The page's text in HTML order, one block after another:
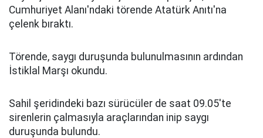
Cumhuriyet Alanı'ndaki törende Atatürk Anıtı'na
çelenk bıraktı.
Törende, saygı duruşunda bulunulmasının ardından
İstiklal Marşı okundu.
Sahil şeridindeki bazı sürücüler de saat 09.05'te
sirenlerin çalmasıyla araçlarından inip saygı
duruşunda bulundu.